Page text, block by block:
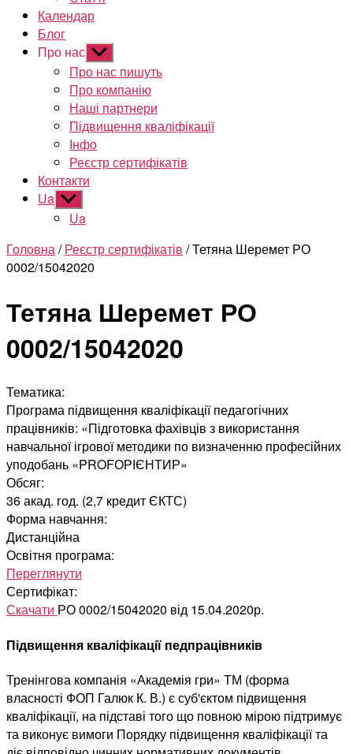
Календар
Блог
Про нас Показати
підменю
Про нас пишуть
Про компанію
Наші партнери
Підвищення кваліфікації
Інфо
Реєстр сертифікатів
Контакти
Ua Показати
підменю
Ua
Головна/Реєстр сертифікатів / Тетяна Шеремет РО
0002/15042020
Тетяна Шеремет РО
0002/15042020
Тематика:
Програма підвищення кваліфікації педагогічних
працівників: «Підготовка фахівців з використання
навчальної ігрової методики по визначенню професійних
уподобань «PROFОРІЄНТИР»
Обсяг:
36 акад. год. (2,7 кредит ЄКТС)
Форма навчання:
Дистанційна
Освітня програма:
Переглянути
Сертифікат:
Скачати РО 0002/15042020 від 15.04.2020р.
Підвищення кваліфікації педпрацівників
Тренінгова компанія «Академія гри» ТМ (форма
власності ФОП Галюк К. В.) є суб'єктом підвищення
кваліфікації, на підставі того що повною мірою підтримує
та виконує вимоги Порядку підвищення кваліфікації та